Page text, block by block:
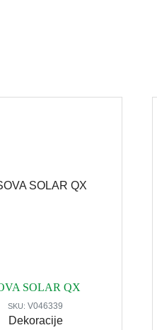
SOLAR QX
SKU:V046339
Dekoracije